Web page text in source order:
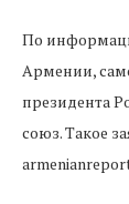
По
Армении,
президента
союз. Такое